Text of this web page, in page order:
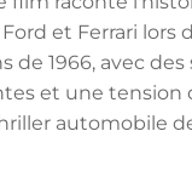
et Ferrari lors
de 1966, avec des
et une tension
automobile